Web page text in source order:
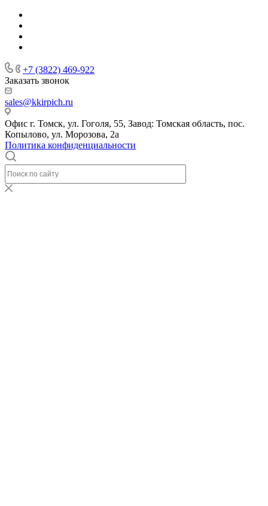
+7 (3822) 469-922
Заказать звонок
sales@kkirpich.ru
Офис г. Томск, ул. Гоголя, 55, Завод: Томская область, пос.
Копылово, ул. Морозова, 2а
Политика конфиденциальности